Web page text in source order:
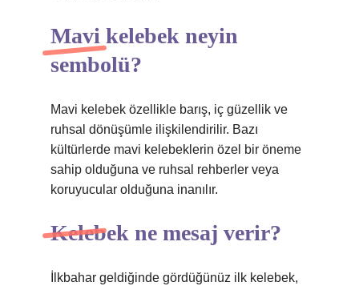
Mavi kelebek neyin
sembolü?
Mavi kelebek özellikle barış, iç güzellik ve
ruhsal dönüşümle ilişkilendirilir. Bazı
kültürlerde mavi kelebeklerin özel bir öneme
sahip olduğuna ve ruhsal rehberler veya
koruyucular olduğuna inanılır.
Kelebek ne mesaj verir?
İlkbahar geldiğinde gördüğünüz ilk kelebek,